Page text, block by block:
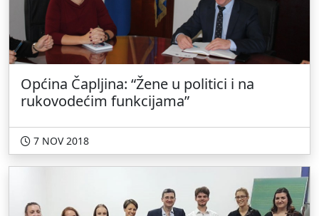
Općina Čapljina: “Žene u politici i na
rukovodećim funkcijama”
7 NOV 2018